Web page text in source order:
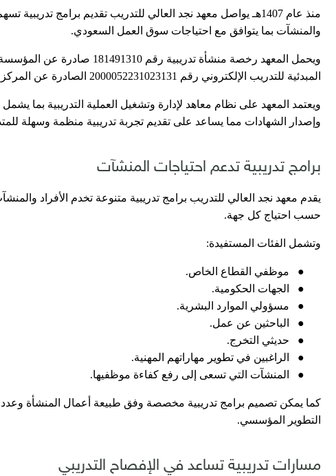
منذ عام 1407هـ يواصل معهد نجد العالي للتدريب تقديم برامج
والمنشآت بما يتوافق مع احتياجات سوق العمل السعودي.
ويحمل المعهد رخصة منشأة
المبدئية للتدريب الإلكتروني رقم 2000052231023131 الصادرة عن المركز الوطني للتعليم الإلكتروني.
ويعتمد المعهد على نظام معاهد لإدارة وتشغيل العملية التدريبية بما يشمل
وإصدار الشهادات مما يساعد على تقديم تجربة تدريبية منظمة وسهلة
برامج تدريبية تدعم احتياجات المنشآت
يقدم معهد نجد العالي للتدريب برامج تدريبية متنوعة تخدم الأفراد
حسب احتياج كل جهة.
وتشمل الفئات المستفيدة:
●
موظفي القطاع الخاص.
●
الجهات الحكومية.
●
مسؤولي الموارد البشرية.
●
الباحثين عن عمل.
●
حديثي التخرج.
●
الراغبين في تطوير مهاراتهم المهنية.
●
المنشآت التي تسعى إلى رفع كفاءة موظفيها.
كما يمكن تصميم برامج تدريبية مخصصة وفق طبيعة أعمال المنشأة وعدد
التطوير المؤسسي.
مسارات تدريبية تساعد في الإفصاح التدريبي